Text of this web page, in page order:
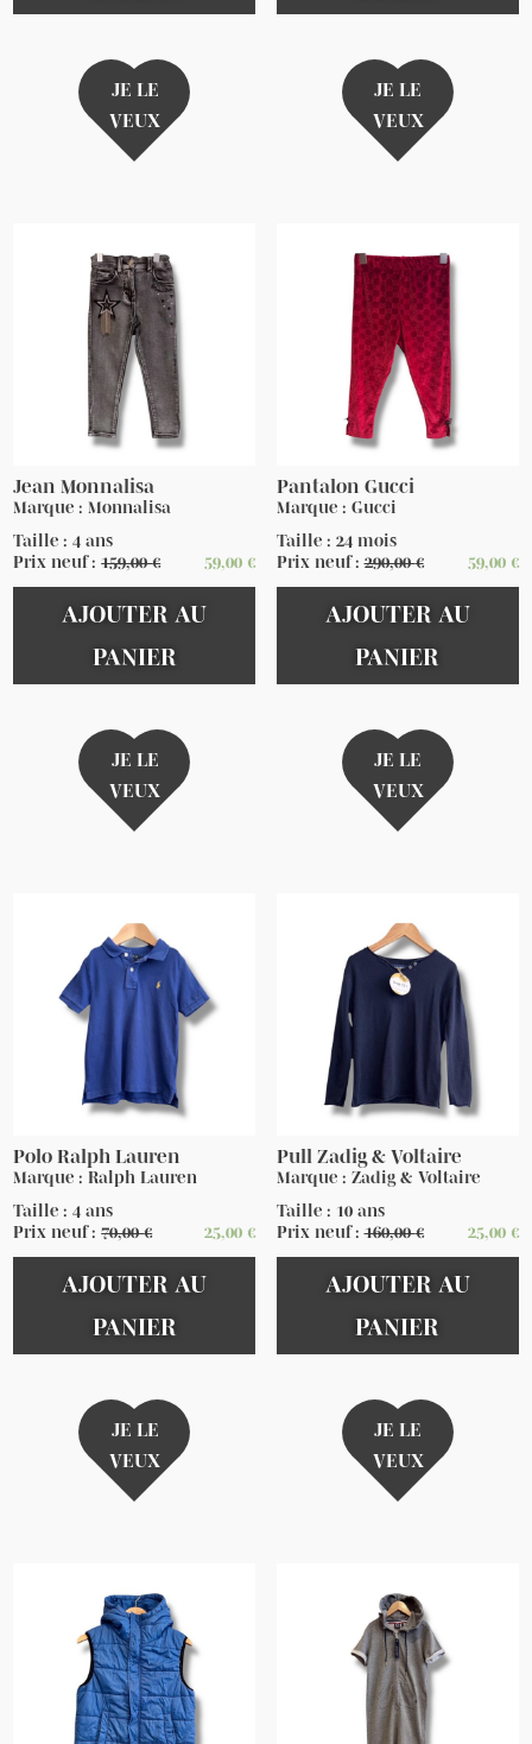
JE LE
VEUX
JE LE
VEUX
Jean Monnalisa
Marque : Monnalisa
Taille : 4 ans
Prix neuf :159,00€ 59,00 €
AJOUTER AU
PANIER
JE LE
VEUX
Pantalon Gucci
Marque : Gucci
Taille : 24 mois
Prix neuf :290,00€ 59,00 €
AJOUTER AU
PANIER
JE LE
VEUX
Polo Ralph Lauren
Marque : Ralph Lauren
Taille : 4 ans
Prix neuf :70,00€ 25,00 €
AJOUTER AU
PANIER
JE LE
VEUX
Pull Zadig & Voltaire
Marque : Zadig & Voltaire
Taille : 10 ans
Prix neuf :160,00€ 25,00 €
AJOUTER AU
PANIER
JE LE
VEUX